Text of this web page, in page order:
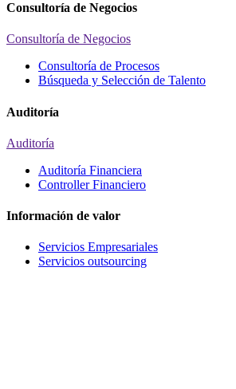
Consultoría de Negocios
Consultoría de Negocios
Consultoría de Procesos
Búsqueda y Selección de Talento
Auditoría
Auditoría
Auditoría Financiera
Controller Financiero
Información de valor
Servicios Empresariales
Servicios outsourcing